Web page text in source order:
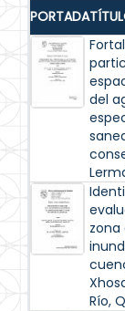
PORTADA
del
zona
Río,